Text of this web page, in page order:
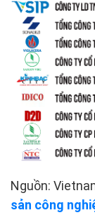
Nguồn:
sản công